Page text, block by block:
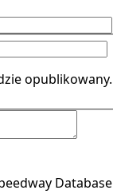
opublikowany.
Database